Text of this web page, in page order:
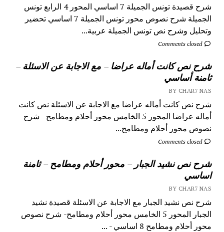
شرح قصيدة تونس الجميلة 7 اساسي المحور 4 الرابع تونس
الجميلة شرح نصوص محور تونس الجميلة 7 اساسي تحضير
وتحليل وشرح نص تونس الجميلة عربية...
Comments closed
شرح نص كانت أماله عراضا – مع الاجابة عن الاسئلة –
ثامنة أساسي
BY CHAR7 NAS
شرح نص كانت أماله عراضا مع الاجابة عن الاسئلة نص كانت
أماله عراضا المحور 5 الخامس محور أحلام ومطامح - شرح
نصوص محور أحلام ومطامح...
Comments closed
شرح نص نشيد الجبار – محور أحلام ومطامح – ثامنة
اساسي
BY CHAR7 NAS
شرح نص نشيد الجبار مع الاجابة عن الاسئلة قصيدة نشيد
الجبار المحور 5 الخامس محور أحلام ومطامح- شرح نصوص
محور أحلام ومطامح 8 اساسي - ...